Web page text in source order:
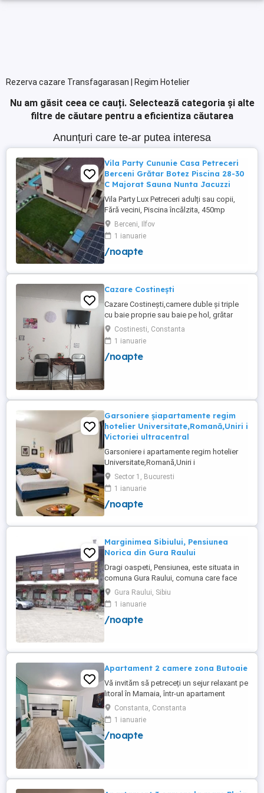
Rezerva cazare Transfagarasan | Regim Hotelier
Nu am găsit ceea ce cauți. Selectează categoria și alte
filtre de căutare pentru a eficientiza căutarea
Anunțuri care te-ar putea interesa
Vila Party Cununie Casa Petreceri
Berceni Grătar Botez Piscina 28-30
C Majorat Sauna Nunta Jacuzzi
Vila Party Lux Petreceri adulți sau copii,
Fără vecini, Piscina încălzita, 450mp
S+P+2E lângă București ( Berceni- Ilfov) ,
asfalt, Uber Bolt ,pentru cazare regim
hotelier, petreceri copii, pool party 30 ,
onomastici , nunti , botezuri, team building
party, ...
Berceni, Ilfov
1 ianuarie
/noapte
Cazare Costinești
Cazare Costinești,camere duble și triple
cu baie proprie sau baie pe hol, grătar
frigider curte,parcare proprie , prețuri
începând de la 150 lei pe noapte,telefon
Costinesti, Constanta
1 ianuarie
/noapte
Garsoniere șiapartamente regim
hotelier Universitate,Romană,Uniri i
Victoriei ultracentral
Garsoniere i apartamente regim hotelier
Universitate,Romană,Uniri i
Victoriei,renovate recent i utilate complet.
Preț: De la 120-200 lei pentru 3 ore Preț
garsoniere 120-200 lei pentru noapte Preț
apartamente 200-300 lei pentru noapte
Sector 1, Bucuresti
1 ianuarie
/noapte
Marginimea Sibiului, Pensiunea
Norica din Gura Raului
Dragi oaspeti, Pensiunea, este situata in
comuna Gura Raului, comuna care face
parte din salba celor mai vechi, frumoase
si instarite asezari ce alcatuiesc
Marginimea Sibiului, la 18 km de Sibiu in
directia Sebes (Cristian, Orlat, Gura
Gura Raului, Sibiu
1 ianuarie
/noapte
Apartament 2 camere zona Butoaie
Vă invităm să petreceți un sejur relaxant pe
litoral în Mamaia, într-un apartament
modern, situat în complexul Moonlight,
Residence, zona centrală una dintre cele
mai căutate locații din stațiune. Locație
excelentă la doar câțiva pași de plajă,
Constanta, Constanta
1 ianuarie
/noapte